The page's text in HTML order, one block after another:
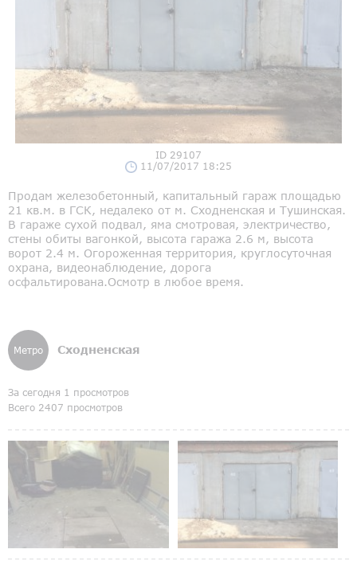
ID 29107
11/07/2017 18:25
Продам железобетонный, капитальный гараж площадью
21 кв.м. в ГСК, недалеко от м. Сходненская и Тушинская.
В гараже сухой подвал, яма смотровая, электричество,
стены обиты вагонкой, высота гаража 2.6 м, высота
ворот 2.4 м. Огороженная территория, круглосуточная
охрана, видеонаблюдение, дорога
осфальтирована.Осмотр в любое время.
Метро Сходненская
За сегодня 1 просмотров
Всего 2407 просмотров